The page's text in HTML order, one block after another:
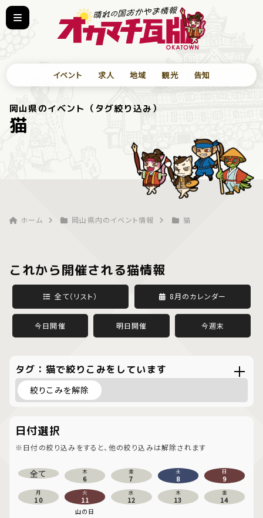
イベント 求人 地域 観光 告知
岡山県のイベント（タグ絞り込み）
猫
ホーム 岡山県内のイベント情報 猫
これから開催される猫情報
全て（リスト） 8月のカレンダー
今日開催 明日開催 今週末
タグ：猫で絞りこみをしています
絞りこみを解除
日付選択
※日付の絞り込みをすると、他の絞り込みは解除されます
全て 木
6
金
7
土
8
日
9
月
10
火
11
山の日
水
12
木
13
金
14